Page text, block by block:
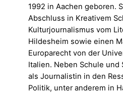
1992 in Aachen geboren.
Abschluss in Kreativem
Kulturjournalismus vom
Hildesheim sowie einen
Europarecht von der
Italien. Neben Schule und
als Journalistin in den
Politik, unter anderem in